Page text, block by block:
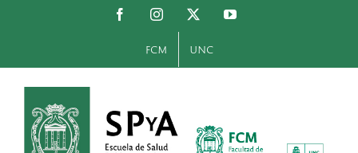
FacebookInstagram YouTube
FCM UNC